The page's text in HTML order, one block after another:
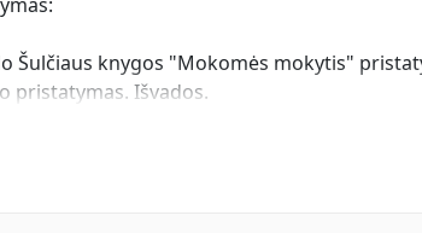
Šulčiaus knygos "Mokomės mokytis"
pristatymas. Išvados.